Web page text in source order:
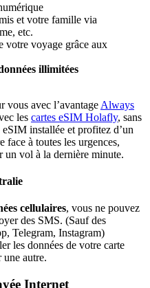
et votre famille via
etc.
votre voyage grâce aux
illimitées
avec l’avantage Always
les cartes eSIM Holafly, sans
installée et profitez d’un
face à toutes les urgences,
un vol à la dernière minute.
cellulaires, vous ne pouvez
des SMS. (Sauf des
Telegram, Instagram)
les données de votre carte
une autre.
Internet